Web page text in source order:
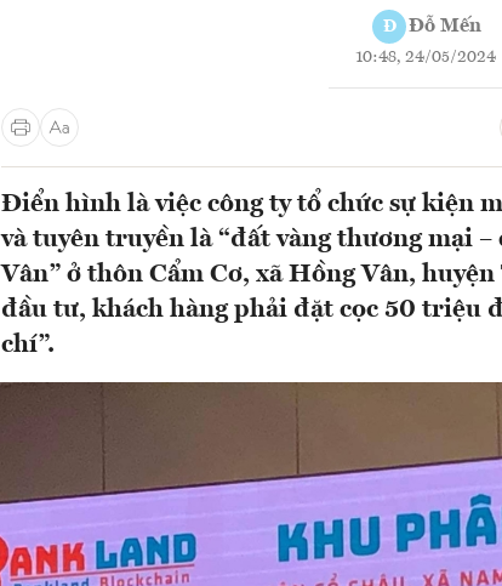
Đ Đỗ Mến
10:48, 24/05/2024
Điển hình là việc công ty tổ chức sự kiện
và tuyên truyền là “đất vàng thương mại
Vân” ở thôn Cẩm Cơ, xã Hồng Vân,
đầu tư, khách hàng phải đặt cọc 50 triệu
chí”.